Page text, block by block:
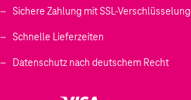
Sichere Zahlung mit SSL-Verschlüsselung
Schnelle Lieferzeiten
Datenschutz nach deutschem Recht